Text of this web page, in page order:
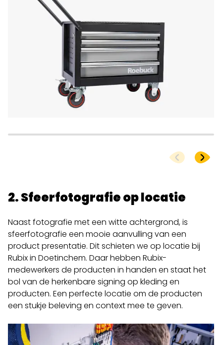
2. Sfeerfotografie op locatie
Naast fotografie met een witte achtergrond, is
sfeerfotografie een mooie aanvulling van een
product presentatie. Dit schieten we op locatie bij
Rubix in Doetinchem. Daar hebben Rubix-
medewerkers de producten in handen en staat het
bol van de herkenbare signing op kleding en
producten. Een perfecte locatie om de producten
een stukje beleving en context mee te geven.